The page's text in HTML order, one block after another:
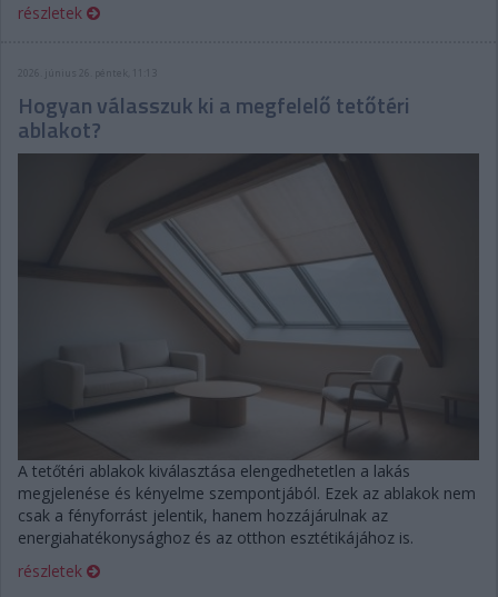
részletek
2026. június 26. péntek, 11:13
Hogyan válasszuk ki a megfelelő tetőtéri
ablakot?
A tetőtéri ablakok kiválasztása elengedhetetlen a lakás
megjelenése és kényelme szempontjából. Ezek az ablakok nem
csak a fényforrást jelentik, hanem hozzájárulnak az
energiahatékonysághoz és az otthon esztétikájához is.
részletek